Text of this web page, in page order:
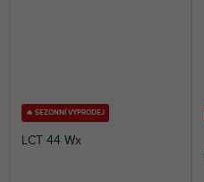
🔥 SEZONNÍ VÝPRODEJ
LCT 44 Wx